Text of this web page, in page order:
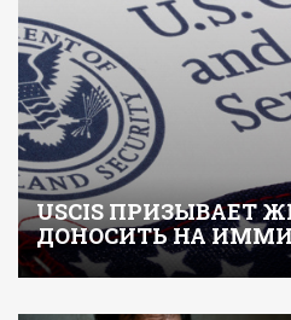
USCIS ПРИЗЫВАЕТ
ДОНОСИТЬ НА